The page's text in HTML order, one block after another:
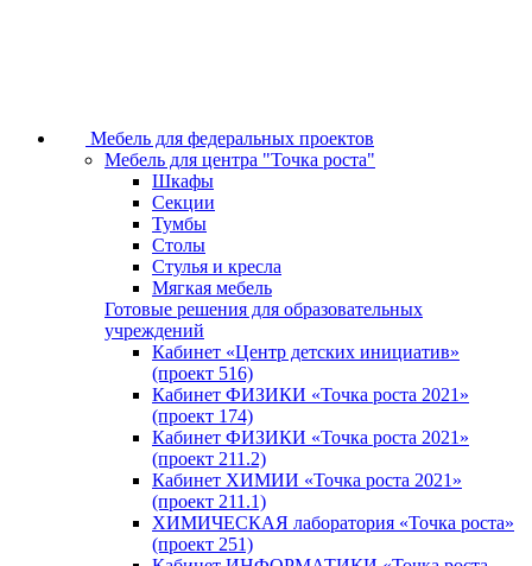
Мебель для федеральных проектов
Мебель для центра "Точка роста"
Шкафы
Секции
Тумбы
Столы
Стулья и кресла
Мягкая мебель
Готовые решения для образовательных
учреждений
Кабинет «Центр детских инициатив»
(проект 516)
Кабинет ФИЗИКИ «Точка роста 2021»
(проект 174)
Кабинет ФИЗИКИ «Точка роста 2021»
(проект 211.2)
Кабинет ХИМИИ «Точка роста 2021»
(проект 211.1)
ХИМИЧЕСКАЯ лаборатория «Точка роста»
(проект 251)